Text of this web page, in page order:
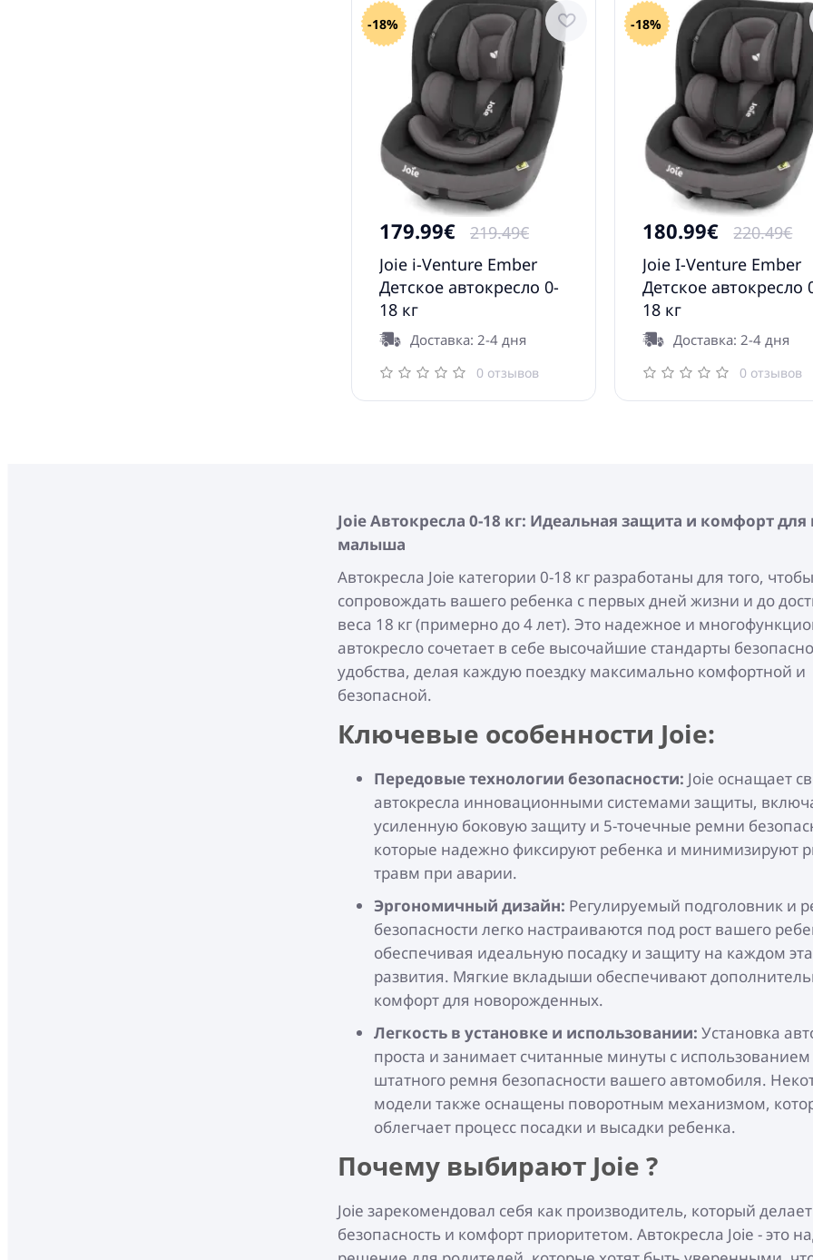
-18%
179.99€
219.49€
Joie i-Venture Ember
Детское автокресло 0-
18 кг
Доставка: 2-4 дня
0 отзывов
-18%
180.99€
220.49€
Joie I-Venture Ember
Детское автокресло
18 кг
Доставка: 2-4 дня
0 отзывов
JoieАвтокресла 0-18 кг: Идеальная защита и комфорт для
малыша
Автокресла Joie категории 0-18 кг разработаны для того, чтобы
сопровождать вашего ребенка с первых дней жизни и до
веса 18 кг (примерно до 4 лет). Это надежное и
автокресло сочетает в себе высочайшие стандарты
удобства, делая каждую поездку максимально комфортной и
безопасной.
Ключевые особенности Joie:
Передовые технологии безопасности: Joie оснащает
автокресла инновационными системами защиты,
усиленную боковую защиту и 5-точечные ремни
которые надежно фиксируют ребенка и минимизируют
травм при аварии.
Эргономичный дизайн: Регулируемый подголовник и
безопасности легко настраиваются под рост вашего
обеспечивая идеальную посадку и защиту на каждом
развития. Мягкие вкладыши обеспечивают
комфорт для новорожденных.
Легкость в установке и использовании: Установка
проста и занимает считанные минуты с использованием
штатного ремня безопасности вашего автомобиля.
модели также оснащены поворотным механизмом,
облегчает процесс посадки и высадки ребенка.
Почему выбирают Joie ?
Joie зарекомендовал себя как производитель, который делает
безопасность и комфорт приоритетом. Автокресла Joie - это